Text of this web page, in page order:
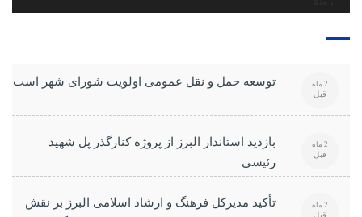
توسعه حمل و نقل عمومی اولویت شورای شهر است 2 ماه
قبل
بازدید استاندار البرز از پروژه کنارگذر پل شهید
رئیسی
2 ماه
قبل
تأکید مدیرکل فرهنگ و ارشاد اسلامی البرز بر نقش
2 ماه